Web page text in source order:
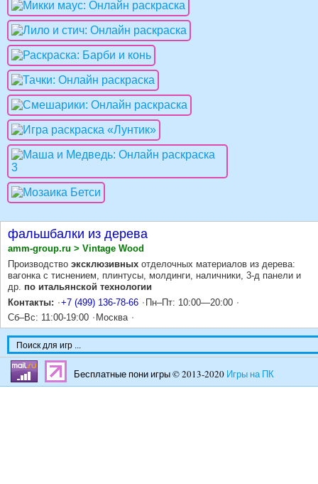
фальшбалки из дерева
amm-group.ru > Vintage Wood
Производство эксклюзивных отделочных материалов из дерева:
вагонка с тиснением, плинтусы, молдинги, наличники, 3-д панели и
др. по итальянской технологии
Контакты:
+7 (499) 136-78-66
Пн–Пт: 10:00—20:00
Сб–Вс: 11:00-19:00
Москва
Бесплатные пони игры © 2013-2020 Игры на ПК